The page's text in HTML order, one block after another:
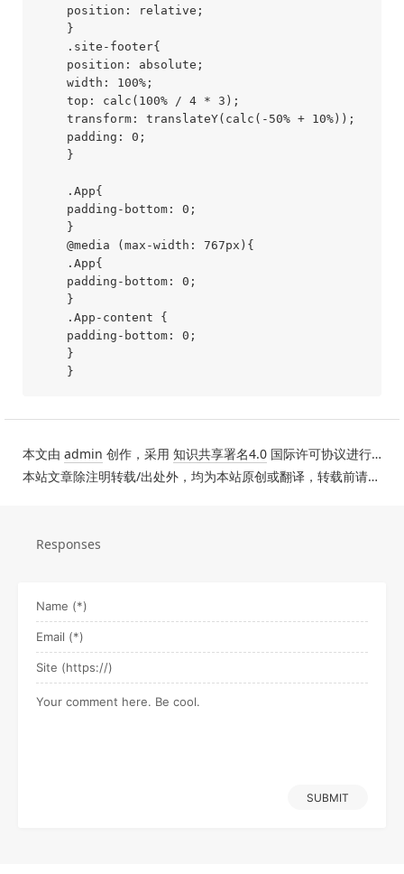
    position: relative;
    }
    .site-footer{
    position: absolute;
    width: 100%;
    top: calc(100% / 4 * 3);
    transform: translateY(calc(-50% + 10%));
    padding: 0;
    }
    .App{
    padding-bottom: 0;
    }
    @media (max-width: 767px){
    .App{
    padding-bottom: 0;
    }
    .App-content {
    padding-bottom: 0;
    }
本文由 admin 创作，采用 知识共享署名4.0 国际许可协议进行许可。
本站文章除注明转载/出处外，均为本站原创或翻译，转载前请务必署名。
Responses
SUBMIT